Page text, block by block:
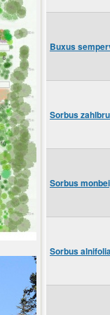
Buxus
Sorbus
Sorbus
Sorbus